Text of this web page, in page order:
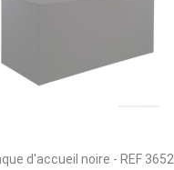
d'accueil noire - REF 3652